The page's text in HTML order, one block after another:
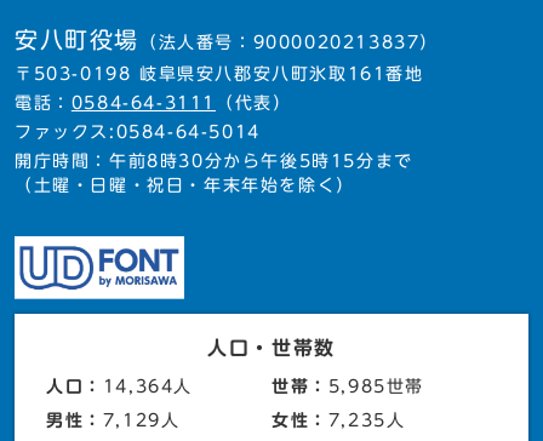
安八町役場 （法人番号：9000020213837）
〒503-0198 岐阜県安八郡安八町氷取161番地
電話： 0584-64-3111
（代表）
ファックス:0584-64-5014
開庁時間：午前8時30分から午後5時15分まで
（土曜・日曜・祝日・年末年始を除く）
人口・世帯数
人口： 14,364人 世帯： 5,985世帯
男性： 7,129人 女性： 7,235人